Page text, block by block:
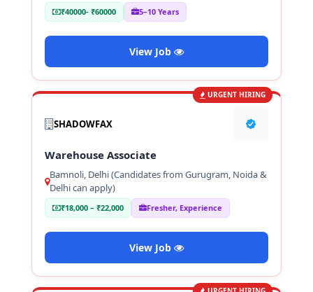
₹40000- ₹60000 5–10 Years
View Job
URGENT HIRING
SHADOWFAX
Warehouse Associate
Bamnoli, Delhi (Candidates from Gurugram, Noida &
Delhi can apply)
₹18,000 – ₹22,000 Fresher, Experience
View Job